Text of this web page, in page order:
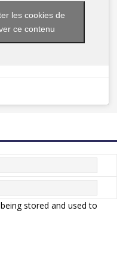
les cookies de
ce contenu
stored and used to